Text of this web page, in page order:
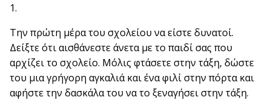
1.
Την πρώτη μέρα του σχολείου να είστε δυνατοί.
Δείξτε ότι αισθάνεστε άνετα με το παιδί σας που
αρχίζει το σχολείο. Μόλις φτάσετε στην τάξη, δώστε
του μια γρήγορη αγκαλιά και ένα φιλί στην πόρτα και
αφήστε την δασκάλα του να το ξεναγήσει στην τάξη.